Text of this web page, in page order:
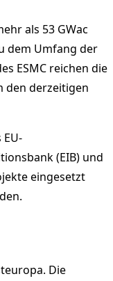
als 53 GWac
dem Umfang der
ESMC reichen die
den derzeitigen
(EIB) und
eingesetzt
Die